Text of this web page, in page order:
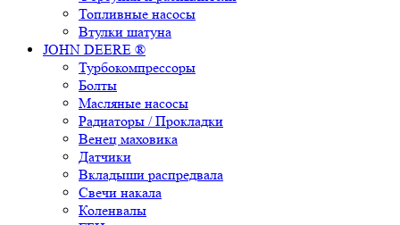
Топливные насосы
Втулки шатуна
JOHN DEERE ®
Турбокомпрессоры
Болты
Масляные насосы
Радиаторы / Прокладки
Венец маховика
Датчики
Вкладыши распредвала
Свечи накала
Коленвалы